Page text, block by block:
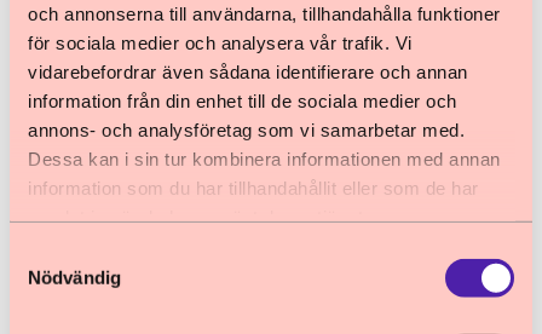
och annonserna till användarna, tillhandahålla funktioner
för sociala medier och analysera vår trafik. Vi
vidarebefordrar även sådana identifierare och annan
information från din enhet till de sociala medier och
annons- och analysföretag som vi samarbetar med.
Dessa kan i sin tur kombinera informationen med annan
information som du har tillhandahållit eller som de har
Nödvändig
bästa är centralt i bedömningarna.
Barnombudsmannen tillstyrker förslaget i sin
helhet.
Barnets rätt till överlevnad och
utveckling och rätten att
skyddas från alla former av